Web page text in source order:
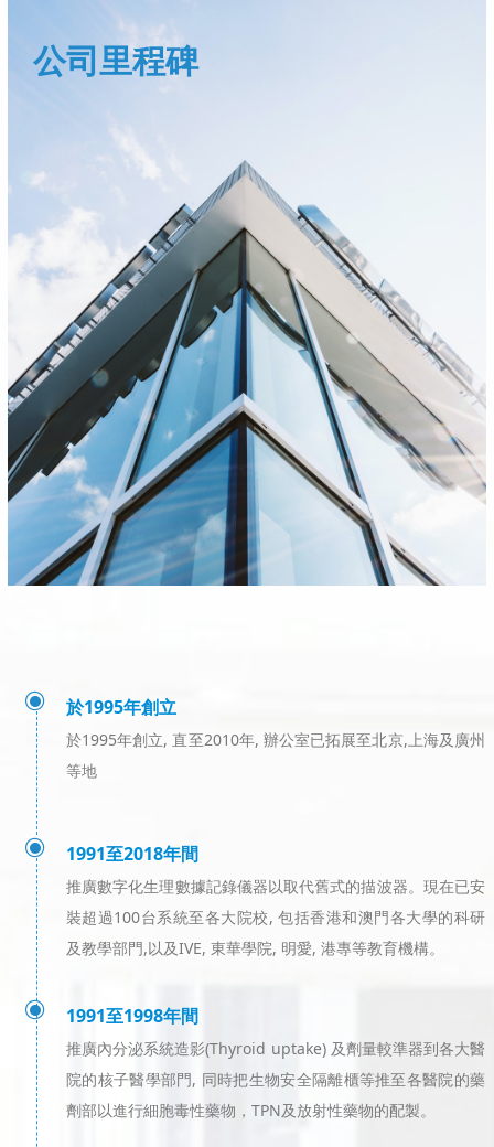
於1995年創立
於1995年創立, 直至2010年, 辦公室已拓展至北京,上海及廣州
等地
ꀉ
1991至2018年間
推廣數字化生理數據記錄儀器以取代舊式的描波器。現在已安
裝超過100台系統至各大院校, 包括香港和澳門各大學的科研
及教學部門,以及IVE, 東華學院, 明愛, 港專等教育機構。
ꀉ
ꀉ 1991至1998年間
推廣內分泌系統造影(Thyroid uptake) 及劑量較準器到各大醫
院的核子醫學部門, 同時把生物安全隔離櫃等推至各醫院的藥
劑部以進行細胞毒性藥物，TPN及放射性藥物的配製。
公司里程碑